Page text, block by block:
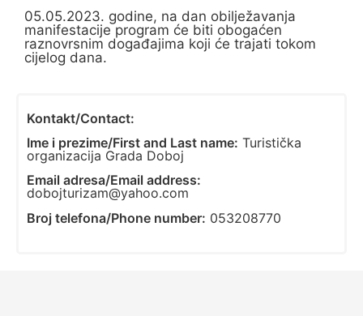
05.05.2023. godine, na dan obilježavanja
manifestacije program će biti obogaćen
raznovrsnim događajima koji će trajati tokom
cijelog dana.
Kontakt/Contact:
Ime i prezime/First and Last name: Turistička
organizacija Grada Doboj
Email adresa/Email address:
dobojturizam@yahoo.com
Broj telefona/Phone number: 053208770